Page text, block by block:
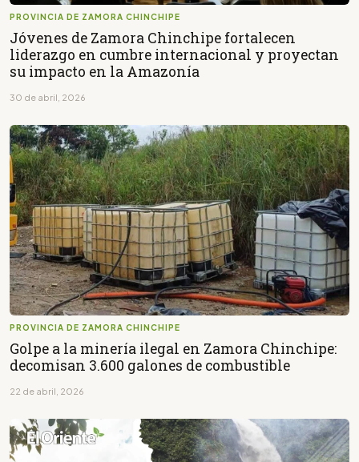
PROVINCIA DE ZAMORA CHINCHIPE
Jóvenes de Zamora Chinchipe fortalecen
liderazgo en cumbre internacional y proyectan
su impacto en la Amazonía
30 de abril, 2026
PROVINCIA DE ZAMORA CHINCHIPE
Golpe a la minería ilegal en Zamora Chinchipe:
decomisan 3.600 galones de combustible
22 de abril, 2026